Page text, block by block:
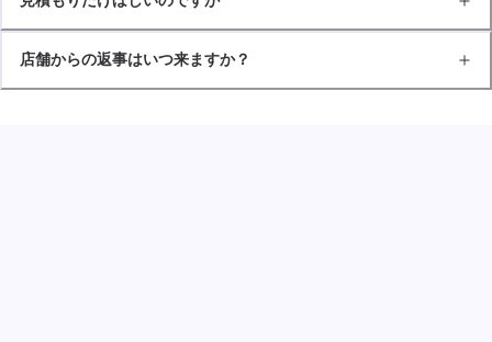
店舗からの返事はいつ来ますか？